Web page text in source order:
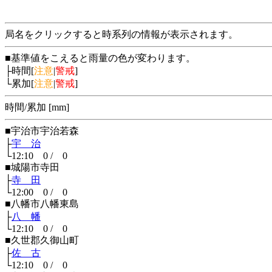
局名をクリックすると時系列の情報が表示されます。
■基準値をこえると雨量の色が変わります。
├時間[注意|警戒]
└累加[注意|警戒]
時間/累加 [mm]
■宇治市宇治若森
├宇 治
└12:10 0 / 0
■城陽市寺田
├寺 田
└12:00 0 / 0
■八幡市八幡東島
├八 幡
└12:10 0 / 0
■久世郡久御山町
├佐 古
└12:10 0 / 0